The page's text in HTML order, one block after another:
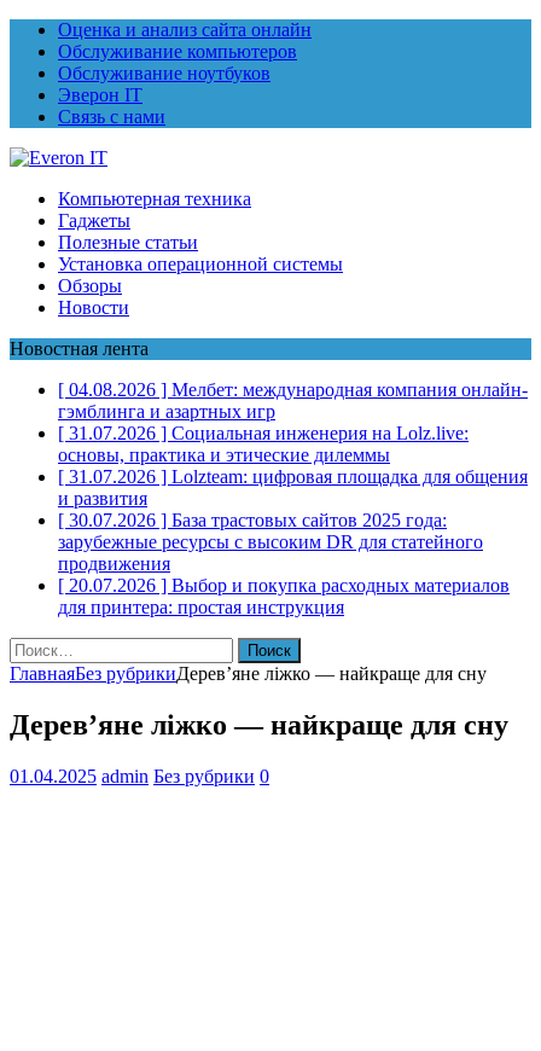
Оценка и анализ сайта онлайн
Обслуживание компьютеров
Обслуживание ноутбуков
Эверон IT
Связь с нами
Компьютерная техника
Гаджеты
Полезные статьи
Установка операционной системы
Обзоры
Новости
Новостная лента
[ 04.08.2026 ] Мелбет: международная компания онлайн-
гэмблинга и азартных игр
[ 31.07.2026 ] Социальная инженерия на Lolz.live:
основы, практика и этические дилеммы
[ 31.07.2026 ] Lolzteam: цифровая площадка для общения
и развития
[ 30.07.2026 ] База трастовых сайтов 2025 года:
зарубежные ресурсы с высоким DR для статейного
продвижения
[ 20.07.2026 ] Выбор и покупка расходных материалов
для принтера: простая инструкция
Найти:
ГлавнаяБез рубрикиДерев’яне ліжко — найкраще для сну
Дерев’яне ліжко — найкраще для сну
01.04.2025 admin Без рубрики 0